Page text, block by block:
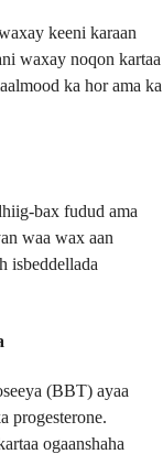
keeni karaan
waxay noqon kartaa
ka hor ama ka
bax fudud ama
waa wax aan
isbeddellada
(BBT) ayaa
progesterone.
ogaanshaha